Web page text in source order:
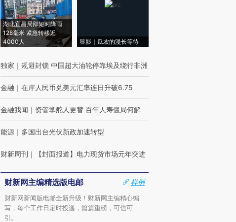
湖北宜昌局部短时降雨
128毫米 紧急转移近
4000人
显影｜瓜农的漫长等待
独家 ｜ 规避封锁 中国超大油轮停靠埃及绕行非洲
金融 ｜ 在岸人民币兑美元汇率连日升破6.75
金融我闻 ｜ 资管掌舵人更替 百年人寿僵局何解
能源 ｜ 多国出台光伏新政加速转型
财新周刊 ｜ 【封面报道】电力现货市场元年突进
财新网主编精选版电邮
样例
财新网新闻版电邮全新升级！财新网主编精心编
写，每个工作日定时投递，篇篇重磅，可信可
引。